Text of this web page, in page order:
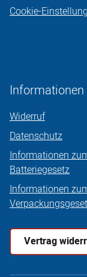
Cookie-
Informationen
Widerruf
Datenschutz
Informationen
Batteriegesetz
Informationen
Vertrag